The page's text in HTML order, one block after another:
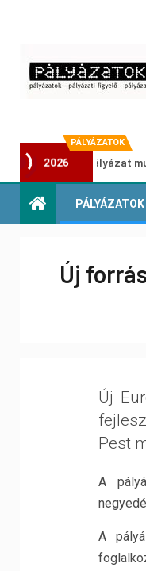
PÁLYÁZATOK
2026
pályázat
PÁLYÁZATOK
Új
Új
Pest
A
A